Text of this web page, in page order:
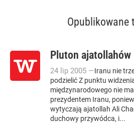
Opublikowane
Pluton ajatollahów
24 lip 2005 —Iranu nie
podzielić Z punktu
międzynarodowego nie
prezydentem Iranu,
wytyczają ajatollah Ali
duchowy przywódca, i...